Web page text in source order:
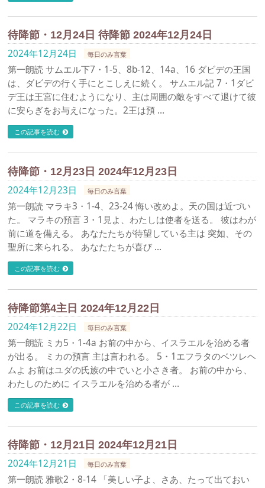
待降節・12月24日 待降節 2024年12月24日
2024年12月24日 毎日のみ言葉
第一朗読 サムエル下7・1-5、8b-12、14a、16 ダビデの王国
は、ダビデの行く手にとこしえに続く。 サムエル記 7・1ダビ
デ王は王宮に住むようになり、主は周囲の敵をすべて退けて彼
に安らぎをお与えになった。2王は預 …
この記事を読む
待降節・12月23日 2024年12月23日
2024年12月23日 毎日のみ言葉
第一朗読 マラキ3・1-4、23-24 悔い改めよ。天の国は近づい
た。 マラキの預言 3・1見よ、わたしは使者を送る。 彼はわが
前に道を備える。 あなたたちが待望している主は 突如、その
聖所に来られる。 あなたたちが喜び …
この記事を読む
待降節第4主日 2024年12月22日
2024年12月22日 毎日のみ言葉
第一朗読 ミカ5・1-4a お前の中から、イスラエルを治める者
が出る。 ミカの預言 主は言われる。 5・1エフラタのベツレヘ
ムよ お前はユダの氏族の中でいと小さき者。 お前の中から、
わたしのために イスラエルを治める者が …
この記事を読む
待降節・12月21日 2024年12月21日
2024年12月21日 毎日のみ言葉
第一朗読 雅歌2・8-14 「美しい子よ、さあ、たって出ておい